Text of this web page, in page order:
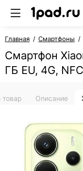
Главная Смартфоны
Смартфон
ГБ EU, 4G,
товар Описание